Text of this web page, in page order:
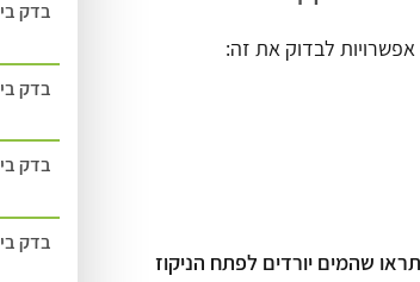
לבדוק את זה:
שהמים יורדים לפתח הניקוז
בדק
בדק
בדק
בדק